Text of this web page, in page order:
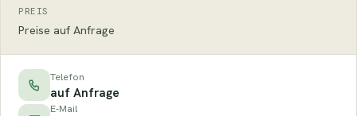
PREIS
Preise auf Anfrage
Telefon
auf Anfrage
E-Mail